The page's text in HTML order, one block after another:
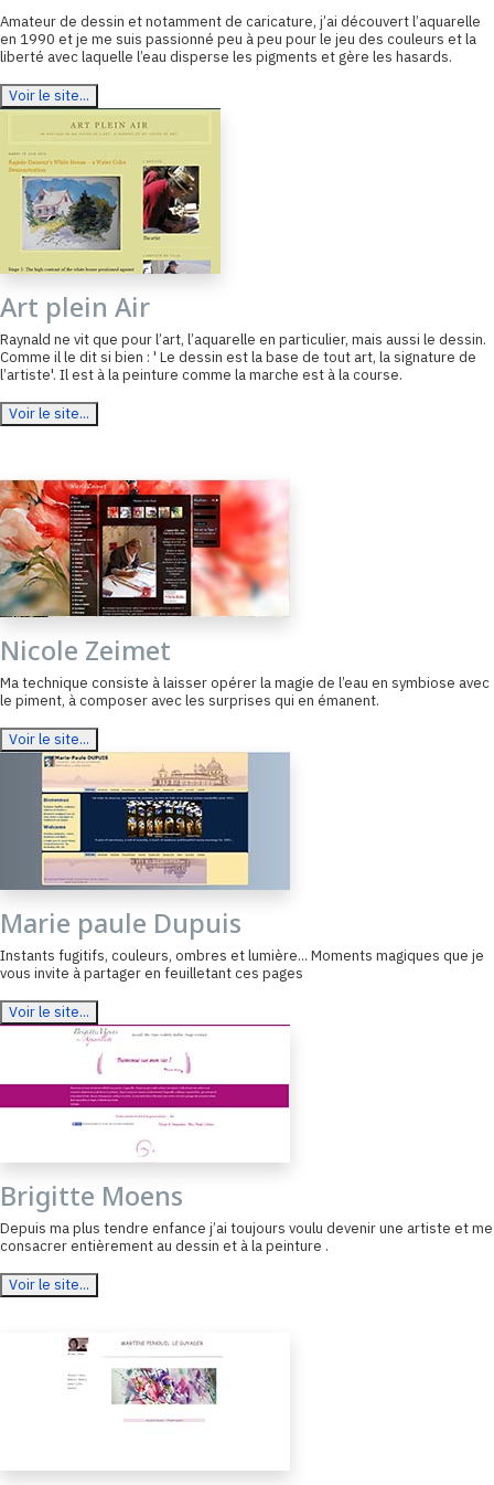
Amateur de dessin et notamment de caricature, j’ai découvert l’aquarelle
en 1990 et je me suis passionné peu à peu pour le jeu des couleurs et la
liberté avec laquelle l’eau disperse les pigments et gère les hasards.
Voir le site...
Art plein Air
Raynald ne vit que pour l’art, l’aquarelle en particulier, mais aussi le dessin.
Comme il le dit si bien : ' Le dessin est la base de tout art, la signature de
l’artiste'. Il est à la peinture comme la marche est à la course.
Voir le site...
Nicole Zeimet
Ma technique consiste à laisser opérer la magie de l’eau en symbiose avec
le piment, à composer avec les surprises qui en émanent.
Voir le site...
Marie paule Dupuis
Instants fugitifs, couleurs, ombres et lumière... Moments magiques que je
vous invite à partager en feuilletant ces pages
Voir le site...
Brigitte Moens
Depuis ma plus tendre enfance j’ai toujours voulu devenir une artiste et me
consacrer entièrement au dessin et à la peinture .
Voir le site...